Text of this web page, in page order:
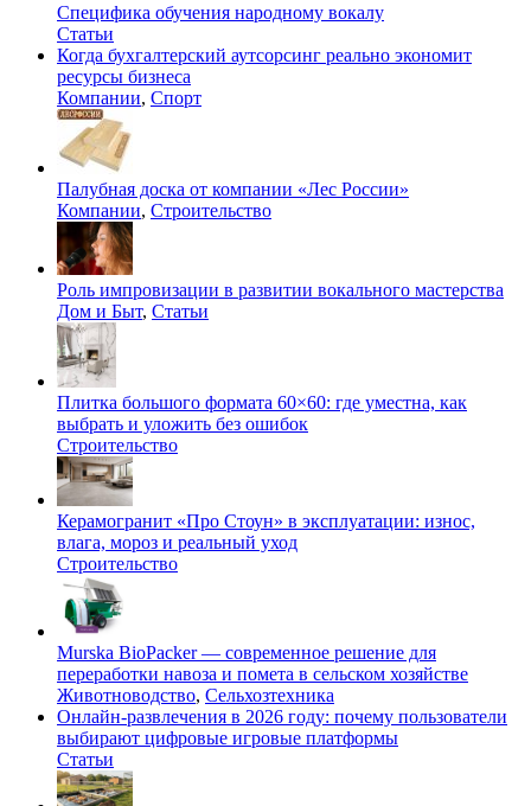
Специфика обучения народному вокалу
Статьи
Когда бухгалтерский аутсорсинг реально экономит
ресурсы бизнеса
Компании, Спорт
Палубная доска от компании «Лес России»
Компании, Строительство
Роль импровизации в развитии вокального мастерства
Дом и Быт, Статьи
Плитка большого формата 60×60: где уместна, как
выбрать и уложить без ошибок
Строительство
Керамогранит «Про Стоун» в эксплуатации: износ,
влага, мороз и реальный уход
Строительство
Murska BioPacker — современное решение для
переработки навоза и помета в сельском хозяйстве
Животноводство, Сельхозтехника
Онлайн-развлечения в 2026 году: почему пользователи
выбирают цифровые игровые платформы
Статьи